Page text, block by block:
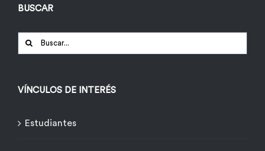
BUSCAR
Buscar:
VÍNCULOS DE INTERÉS
Estudiantes